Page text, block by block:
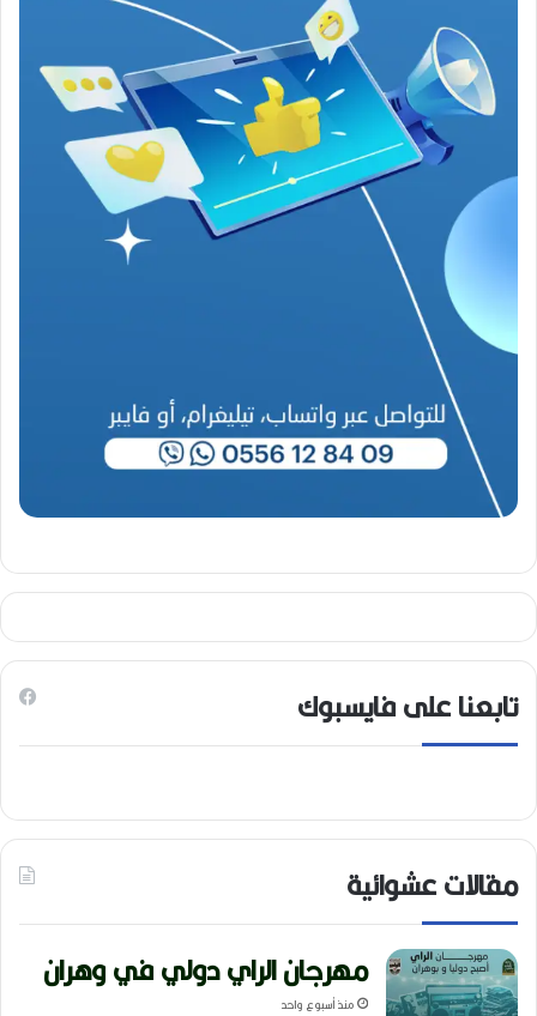
تابعنا على فايسبوك
مقالات عشوائية
مهرجان الراي دولي في وهران
منذ أسبوع واحد